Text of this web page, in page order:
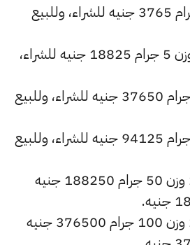
سعر عيار 21 وزن 1 جرام 3765 جنيه للشراء، وللبيع
سعر الذهب عيار 21 وزن 5 جرام 18825 جنيه للشراء،
سعر عيار 21 وزن 10 جرام 37650 جنيه للشراء، وللبيع
سعر عيار 21 وزن 25 جرام 94125 جنيه للشراء، وللبيع
أسعار الذهب عيار 21 وزن 50 جرام 188250 جنيه
أسعار الذهب عيار 21 وزن 100 جرام 376500 جنيه